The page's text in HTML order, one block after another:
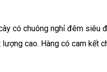
có chuông nghỉ đêm siêu
cao. Hàng có cam kết